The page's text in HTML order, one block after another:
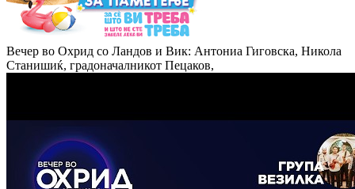
Вечер во Охрид со Ландов и Вик: Антониа Гиговска, Никола
Станишиќ, градоначалникот Пецаков,